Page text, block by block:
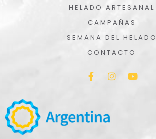
HELADO ARTESANAL
CAMPAÑAS
SEMANA DEL HELADO
CONTACTO